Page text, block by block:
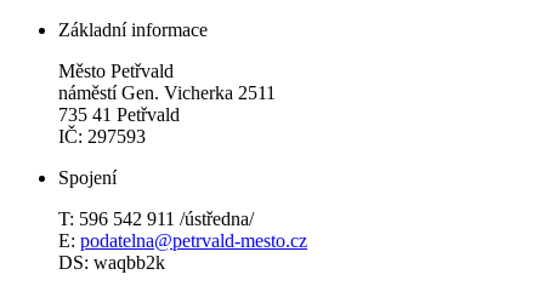
Základní informace
Město Petřvald
náměstí Gen. Vicherka 2511
735 41 Petřvald
IČ: 297593
Spojení
T: 596 542 911 /ústředna/
E: podatelna@petrvald-mesto.cz
DS: waqbb2k